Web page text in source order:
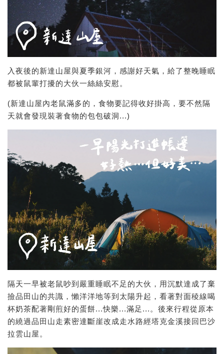
入夜後的新達山屋與夏季銀河，感謝好天氣，給了整晚睡眠
都被鼠輩打擾的大伙一絲絲安慰。
(新達山屋內老鼠滿多的，食物要記得收好掛高，要不然隔
天就會發現裝著食物的包包破洞...)
隔天一早被老鼠吵到嚴重睡眠不足的大伙，用沉默達成了棄
撿品田山的共識，懶洋洋地等到太陽升起，看著對面稜線喝
杯奶茶配著剛煎好的蛋餅...快樂...滿足...。後來行程從原本
的繞過品田山走素密達斷崖改成走水路經塔克金溪接回巴沙
拉雲山屋。